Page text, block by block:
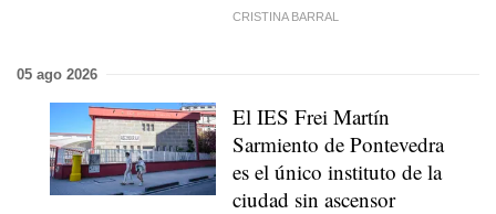
CRISTINA BARRAL
05 ago 2026
El IES Frei Martín
Sarmiento de Pontevedra
es el único instituto de la
ciudad sin ascensor